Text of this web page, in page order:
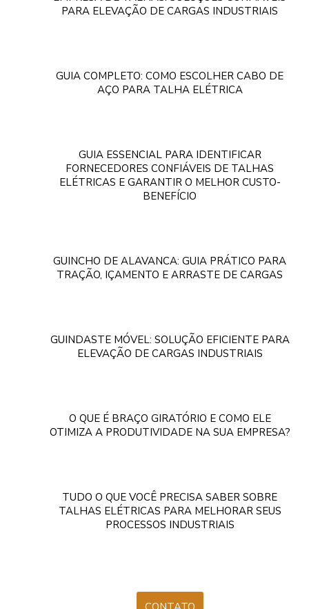
PARA ELEVAÇÃO DE CARGAS INDUSTRIAIS
GUIA COMPLETO: COMO ESCOLHER CABO DE
AÇO PARA TALHA ELÉTRICA
GUIA ESSENCIAL PARA IDENTIFICAR
FORNECEDORES CONFIÁVEIS DE TALHAS
ELÉTRICAS E GARANTIR O MELHOR CUSTO-
BENEFÍCIO
GUINCHO DE ALAVANCA: GUIA PRÁTICO PARA
TRAÇÃO, IÇAMENTO E ARRASTE DE CARGAS
GUINDASTE MÓVEL: SOLUÇÃO EFICIENTE PARA
ELEVAÇÃO DE CARGAS INDUSTRIAIS
O QUE É BRAÇO GIRATÓRIO E COMO ELE
OTIMIZA A PRODUTIVIDADE NA SUA EMPRESA?
TUDO O QUE VOCÊ PRECISA SABER SOBRE
TALHAS ELÉTRICAS PARA MELHORAR SEUS
PROCESSOS INDUSTRIAIS